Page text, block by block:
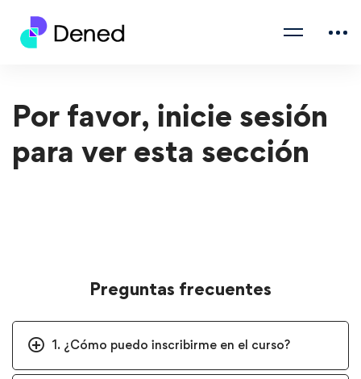
Por favor, inicie sesión
para ver esta sección
Preguntas frecuentes
1. ¿Cómo puedo inscribirme en el curso?